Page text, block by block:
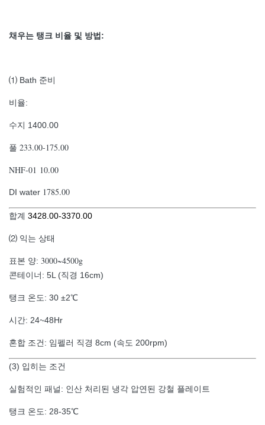
채우는 탱크 비율 및 방법:
⑴ Bath 준비
비율:
수지 1400.00
풀 233.00-175.00
NHF-01 10.00
DI water 1785.00
합계 3428.00-3370.00
⑵ 익는 상태
표본 양: 3000~4500g
콘테이너: 5L (직경 16cm)
탱크 온도: 30 ±2℃
시간: 24~48Hr
혼합 조건: 임펠러 직경 8cm (속도 200rpm)
(3) 입히는 조건
실험적인 패널: 인산 처리된 냉각 압연된 강철 플레이트
탱크 온도: 28-35℃